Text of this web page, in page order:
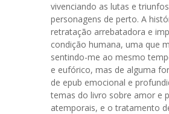
vivenciando as lutas e
personagens de perto. A
retratação arrebatadora e
condição humana, uma que
sentindo-me ao mesmo
e eufórico, mas de alguma
de epub emocional e
temas do livro sobre amor e
atemporais, e o tratamento